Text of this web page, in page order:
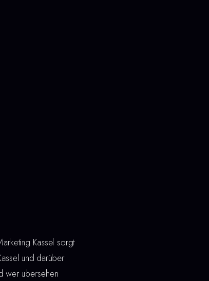
Kassel sorgt
und darüber
wer übersehen